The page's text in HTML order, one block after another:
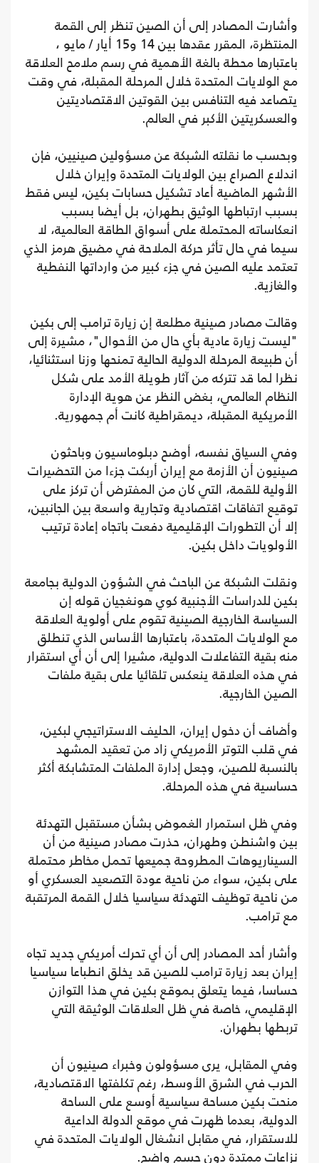
وأشارت المصادر إلى أن الصين تنظر إلى القمة
المنتظرة، المقرر عقدها بين 14 و15 أيار / مايو ،
باعتبارها محطة بالغة الأهمية في رسم ملامح العلاقة
مع الولايات المتحدة خلال المرحلة المقبلة، في وقت
يتصاعد فيه التنافس بين القوتين الاقتصاديتين
والعسكريتين الأكبر في العالم.
وبحسب ما نقلته الشبكة عن مسؤولين صينيين، فإن
اندلاع الصراع بين الولايات المتحدة وإيران خلال
الأشهر الماضية أعاد تشكيل حسابات بكين، ليس فقط
بسبب ارتباطها الوثيق بطهران، بل أيضا بسبب
انعكاساته المحتملة على أسواق الطاقة العالمية، لا
سيما في حال تأثر حركة الملاحة في مضيق هرمز الذي
تعتمد عليه الصين في جزء كبير من وارداتها النفطية
والغازية.
وقالت مصادر صينية مطلعة إن زيارة ترامب إلى بكين
"ليست زيارة عادية بأي حال من الأحوال"، مشيرة إلى
أن طبيعة المرحلة الدولية الحالية تمنحها وزنا استثنائيا،
نظرا لما قد تتركه من آثار طويلة الأمد على شكل
النظام العالمي، بغض النظر عن هوية الإدارة
الأمريكية المقبلة، ديمقراطية كانت أم جمهورية.
وفي السياق نفسه، أوضح دبلوماسيون وباحثون
صينيون أن الأزمة مع إيران أربكت جزءا من التحضيرات
الأولية للقمة، التي كان من المفترض أن تركز على
توقيع اتفاقات اقتصادية وتجارية واسعة بين الجانبين،
إلا أن التطورات الإقليمية دفعت باتجاه إعادة ترتيب
الأولويات داخل بكين.
ونقلت الشبكة عن الباحث في الشؤون الدولية بجامعة
بكين للدراسات الأجنبية كوي هونغجيان قوله إن
السياسة الخارجية الصينية تقوم على أولوية العلاقة
مع الولايات المتحدة، باعتبارها الأساس الذي تنطلق
منه بقية التفاعلات الدولية، مشيرا إلى أن أي استقرار
في هذه العلاقة ينعكس تلقائيا على بقية ملفات
الصين الخارجية.
وأضاف أن دخول إيران، الحليف الاستراتيجي لبكين،
في قلب التوتر الأمريكي زاد من تعقيد المشهد
بالنسبة للصين، وجعل إدارة الملفات المتشابكة أكثر
حساسية في هذه المرحلة.
وفي ظل استمرار الغموض بشأن مستقبل التهدئة
بين واشنطن وطهران، حذرت مصادر صينية من أن
السيناريوهات المطروحة جميعها تحمل مخاطر محتملة
على بكين، سواء من ناحية عودة التصعيد العسكري أو
من ناحية توظيف التهدئة سياسيا خلال القمة المرتقبة
مع ترامب.
وأشار أحد المصادر إلى أن أي تحرك أمريكي جديد تجاه
إيران بعد زيارة ترامب للصين قد يخلق انطباعا سياسيا
حساسا، فيما يتعلق بموقع بكين في هذا التوازن
الإقليمي، خاصة في ظل العلاقات الوثيقة التي
تربطها بطهران.
وفي المقابل، يرى مسؤولون وخبراء صينيون أن
الحرب في الشرق الأوسط، رغم تكلفتها الاقتصادية،
منحت بكين مساحة سياسية أوسع على الساحة
الدولية، بعدما ظهرت في موقع الدولة الداعية
للاستقرار، في مقابل انشغال الولايات المتحدة في
نزاعات ممتدة دون حسم واضح.